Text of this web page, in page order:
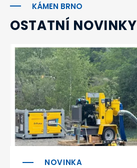
KÁMEN BRNO
OSTATNÍ NOVINKY